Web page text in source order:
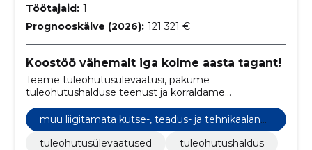
Töötajaid: 1
Prognooskäive (2026): 121 321 €
Koostöö vähemalt iga kolme aasta tagant!
Teeme tuleohutusülevaatusi, pakume
tuleohutushalduse teenust ja korraldame
muu liigitamata kutse-, teadus- ja tehnikaalane
tegevus
tuleohutusülevaatused
tuleohutushaldus